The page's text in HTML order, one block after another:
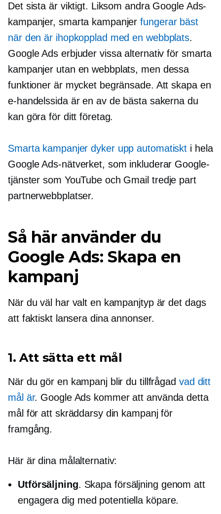
Det sista är viktigt. Liksom andra Google Ads-
kampanjer, smarta kampanjerfungerar bäst
när den är ihopkopplad med en webbplats.
Google Ads erbjuder vissa alternativ för smarta
kampanjer utan en webbplats, men dessa
funktioner är mycket begränsade. Att skapa en
e-handelssida är en av de bästa sakerna du
kan göra för ditt företag.
Smarta kampanjer dyker upp automatiskt i hela
Google Ads-nätverket, som inkluderar Google-
tjänster som YouTube och Gmail tredje part
partnerwebbplatser.
Så här använder du
Google Ads: Skapa en
kampanj
När du väl har valt en kampanjtyp är det dags
att faktiskt lansera dina annonser.
1. Att sätta ett mål
När du gör en kampanj blir du tillfrågad vad ditt
mål är. Google Ads kommer att använda detta
mål för att skräddarsy din kampanj för
framgång.
Här är dina målalternativ:
Utförsäljning. Skapa försäljning genom att
engagera dig med potentiella köpare.